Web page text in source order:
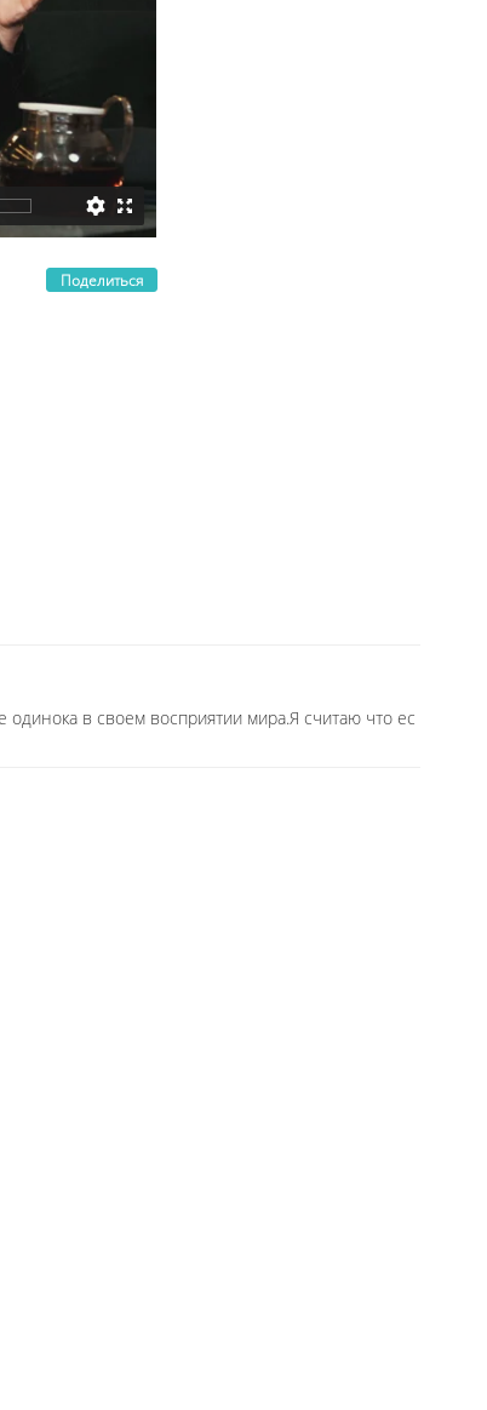
Поделиться
в своем восприятии мира.Я считаю что ес